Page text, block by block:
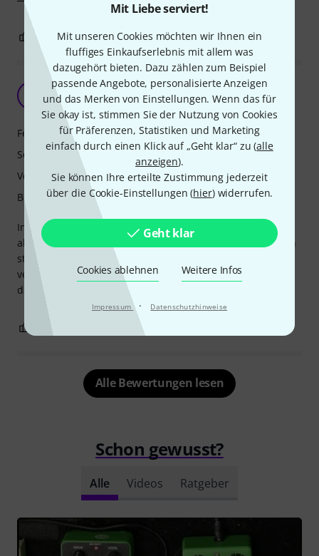
Mit Liebe serviert!
Mit unseren Cookies möchten wir Ihnen ein
fluffiges Einkaufserlebnis mit allem was
dazugehört bieten. Dazu zählen zum Beispiel
passende Angebote, personalisierte Anzeigen
und das Merken von Einstellungen. Wenn das für
Sie okay ist, stimmen Sie der Nutzung von Cookies
für Präferenzen, Statistiken und Marketing
einfach durch einen Klick auf „Geht klar“ zu (alle
anzeigen).
Sie können Ihre erteilte Zustimmung jederzeit
über die Cookie-Einstellungen (hier) widerrufen.
Geht klar
Cookies ablehnen Weitere Infos
Impressum · Datenschutzhinweise
9 1 BEWERTUNG MELDEN
Tatsächlich wirklich gut
naran 27.11.2021
In einem Video vom JHS Gründer beschreibt er den Sound
als "Dead on" verglichen mit dem Tube Screamer. Für mich
stimmt das total. Natürlich ist das Teil aus Kunststoff und
verträgt keinen harten Bühnenalltag. Aber Soundmäßig ist
das Teil echt klasse.
Features
Sound
Verarbeitung
Bedienung
BEWERTUNG MELDEN
Alle Bewertungen lesen
Schon gewusst?
Alle Videos Ratgeber